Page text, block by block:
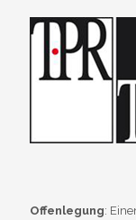
Offenlegung: